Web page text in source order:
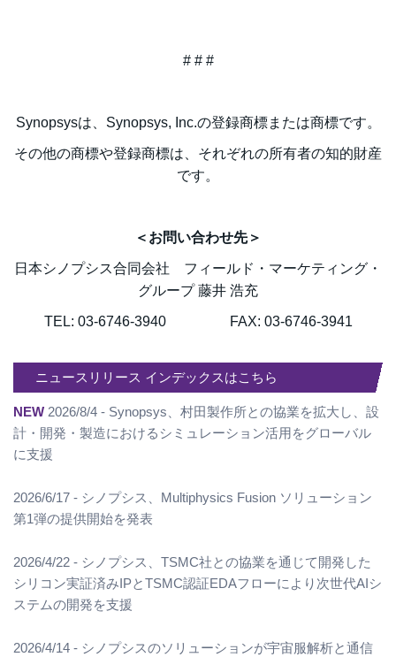
# # #
Synopsysは、Synopsys, Inc.の登録商標または商標です。
その他の商標や登録商標は、それぞれの所有者の知的財産
です。
＜お問い合わせ先＞
日本シノプシス合同会社 フィールド・マーケティング・
グループ 藤井 浩充
TEL: 03-6746-3940 FAX: 03-6746-3941
ニュースリリース インデックスはこちら
NEW 2026/8/4 - Synopsys、村田製作所との協業を拡大し、設
計・開発・製造におけるシミュレーション活用をグローバル
に支援
2026/6/17 - シノプシス、Multiphysics Fusion ソリューション
第1弾の提供開始を発表
2026/4/22 - シノプシス、TSMC社との協業を通じて開発した
シリコン実証済みIPとTSMC認証EDAフローにより次世代AIシ
ステムの開発を支援
2026/4/14 - シノプシスのソリューションが宇宙服解析と通信